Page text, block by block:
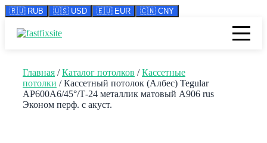
🇷🇺 RUB 🇺🇸 USD 🇪🇺 EUR 🇨🇳 CNY
Главная /Каталог потолков /Кассетные
потолки / Кассетный потолок (Албес) Tegular
AP600A6/45°/Т-24 металлик матовый А906 rus
Эконом перф. с акуст.